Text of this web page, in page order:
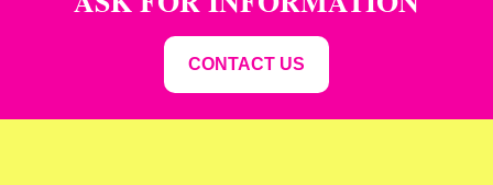
CONTACT US